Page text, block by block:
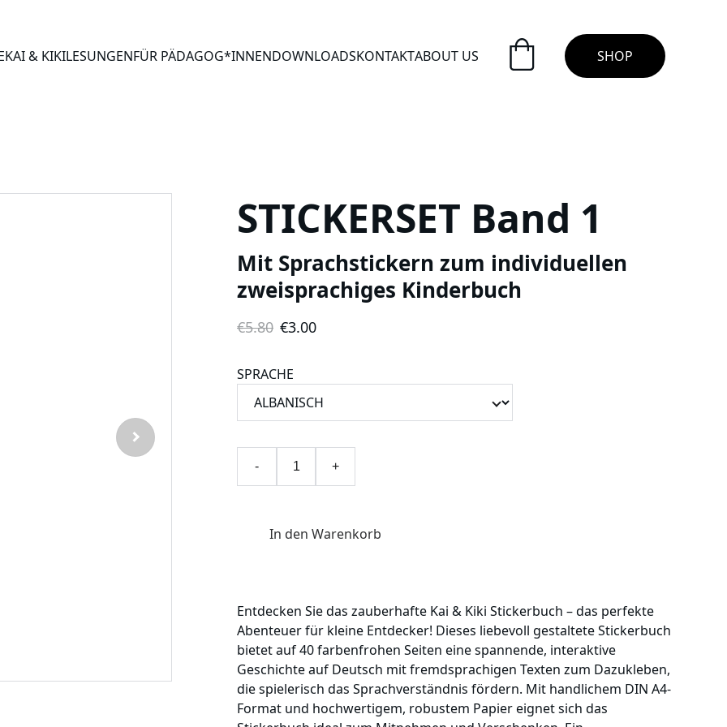
KAI & KIKILESUNGENFÜR PÄDAGOG*INNENDOWNLOADSKONTAKTABOUT US SHOP
STICKERSET Band 1
Mit Sprachstickern zum individuellen
zweisprachiges Kinderbuch
€5.80 €3.00
SPRACHE
- +
In den Warenkorb
Entdecken Sie das zauberhafte Kai & Kiki Stickerbuch – das perfekte
Abenteuer für kleine Entdecker! Dieses liebevoll gestaltete Stickerbuch
bietet auf 40 farbenfrohen Seiten eine spannende, interaktive
Geschichte auf Deutsch mit fremdsprachigen Texten zum Dazukleben,
die spielerisch das Sprachverständnis fördern. Mit handlichem DIN A4-
Format und hochwertigem, robustem Papier eignet sich das